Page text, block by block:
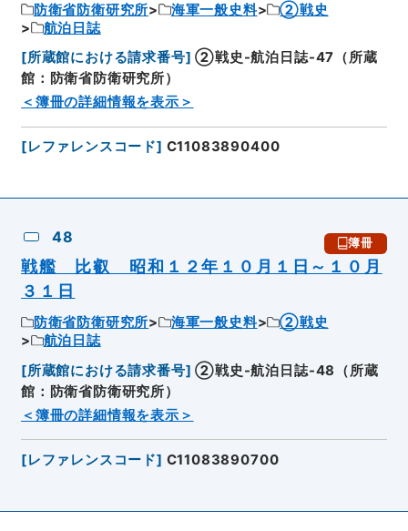
防衛省防衛研究所 海軍一般史料
②戦史
航泊日誌
[所蔵館における請求番号] ②戦史-航泊日誌-47（所蔵
館：防衛省防衛研究所）
＜簿冊の詳細情報を表示＞
[レファレンスコード] C11083890400
48 簿冊
戦艦 比叡 昭和１２年１０月１日～１０月
３１日
防衛省防衛研究所 海軍一般史料
②戦史
航泊日誌
[所蔵館における請求番号] ②戦史-航泊日誌-48（所蔵
館：防衛省防衛研究所）
＜簿冊の詳細情報を表示＞
[レファレンスコード] C11083890700